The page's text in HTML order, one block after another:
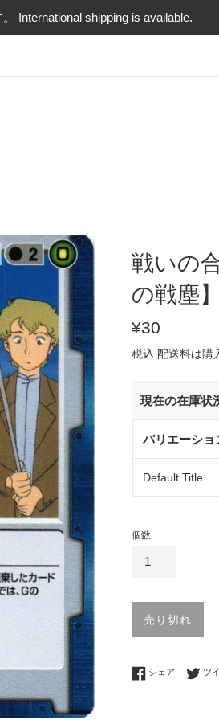
International shipping is available.
戦いの
の戦塵】
通
価
¥30
税込 配送料は購
現在の在庫状
バリエーショ
Default Title
個数
売り切れ
シェア Facebook
ツ